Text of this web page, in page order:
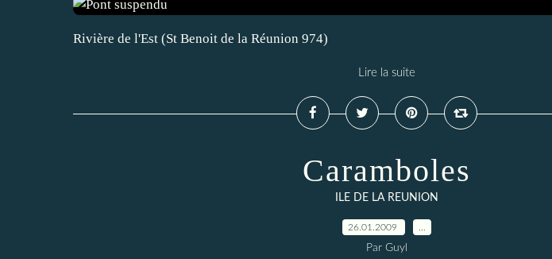
Rivière de l'Est (St Benoit de la Réunion 974)
Lire la suite
Caramboles
ILE DE LA REUNION
26.01.2009
Par Guyl